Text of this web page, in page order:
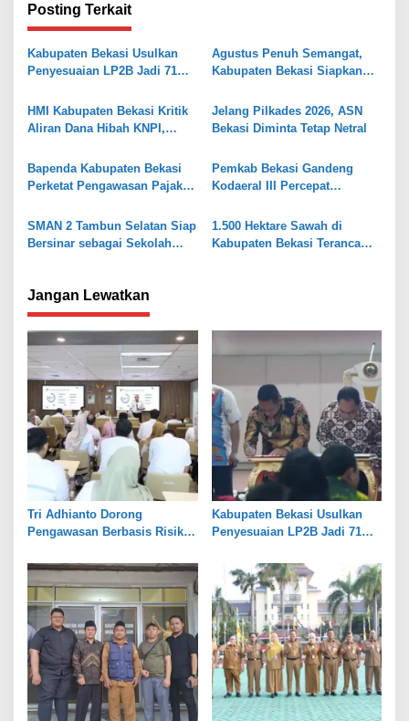
a
s
i
p
o
s
Posting Terkait
Kabupaten Bekasi Usulkan
Penyesuaian LP2B Jadi 71
Industri dan Pertanian
Agustus Penuh Semangat,
Kabupaten Bekasi Siapkan
Hari Besar
HMI Kabupaten Bekasi Kritik
Aliran Dana Hibah KNPI,
Jelang Pilkades 2026, ASN
Bekasi Diminta Tetap Netral
Bapenda Kabupaten Bekasi
Perketat Pengawasan Pajak
Pemkab Bekasi Gandeng
Kodaeral III Percepat
Pesisir
SMAN 2 Tambun Selatan Siap
Bersinar sebagai Sekolah
1.500 Hektare Sawah di
Kabupaten Bekasi Terancam
Jangan Lewatkan
Tri Adhianto Dorong
Pengawasan Berbasis Risiko,
Kelola
Kabupaten Bekasi Usulkan
Penyesuaian LP2B Jadi 71
Industri dan Pertanian